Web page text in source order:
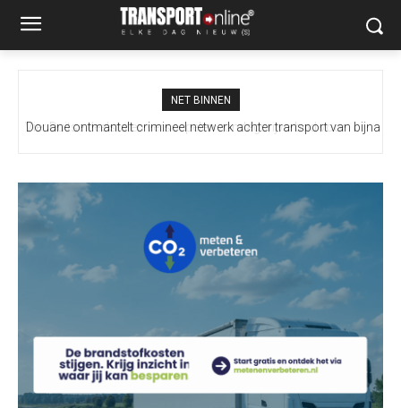
NET BINNEN
Douane ontmantelt crimineel netwerk achter transport van bijna